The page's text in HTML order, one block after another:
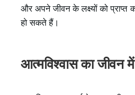
और अपने जीवन के लक्ष्यों को प्राप्त
हो सकते हैं।
आत्मविश्वास का जीवन में